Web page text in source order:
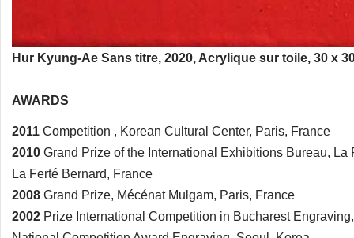
Hur Kyung-Ae Sans titre, 2020, Acrylique sur toile, 30 x
AWARDS
2011 Competition , Korean Cultural Center, Paris, France
2010 Grand Prize of the International Exhibitions Bureau,
La Ferté Bernard, France
2008 Grand Prize, Mécénat Mulgam, Paris, France
2002 Prize International Competition in Bucharest